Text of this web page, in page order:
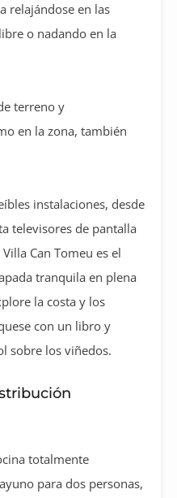
relajándose en las
o nadando en la
terreno y
en la zona, también
instalaciones, desde
televisores de pantalla
Can Tomeu es el
tranquila en plena
la costa y los
con un libro y
sobre los viñedos.
totalmente
para dos personas,